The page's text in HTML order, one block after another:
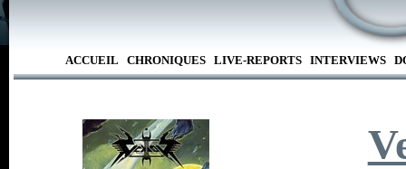
ACCUEIL CHRONIQUES LIVE-REPORTS INTERVIEWS